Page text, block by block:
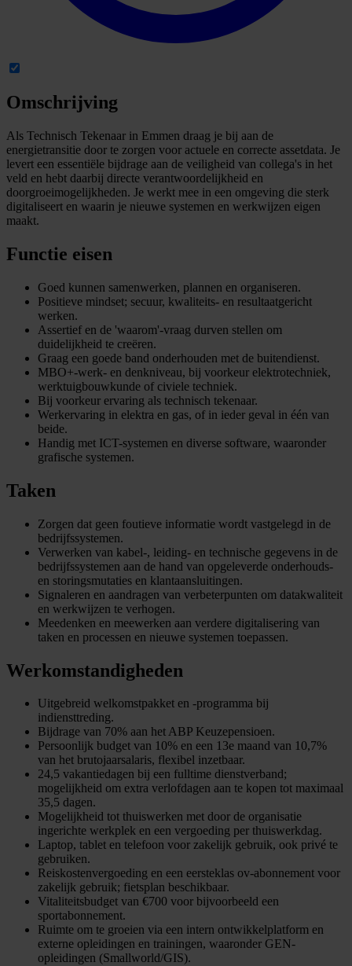
Omschrijving
Als Technisch Tekenaar in Emmen draag je bij aan de
energietransitie door te zorgen voor actuele en correcte assetdata. Je
levert een essentiële bijdrage aan de veiligheid van collega's in het
veld en hebt daarbij directe verantwoordelijkheid en
doorgroeimogelijkheden. Je werkt mee in een omgeving die sterk
digitaliseert en waarin je nieuwe systemen en werkwijzen eigen
maakt.
Functie eisen
Goed kunnen samenwerken, plannen en organiseren.
Positieve mindset; secuur, kwaliteits- en resultaatgericht
werken.
Assertief en de 'waarom'-vraag durven stellen om
duidelijkheid te creëren.
Graag een goede band onderhouden met de buitendienst.
MBO+-werk- en denkniveau, bij voorkeur elektrotechniek,
werktuigbouwkunde of civiele techniek.
Bij voorkeur ervaring als technisch tekenaar.
Werkervaring in elektra en gas, of in ieder geval in één van
beide.
Handig met ICT-systemen en diverse software, waaronder
grafische systemen.
Taken
Zorgen dat geen foutieve informatie wordt vastgelegd in de
bedrijfssystemen.
Verwerken van kabel-, leiding- en technische gegevens in de
bedrijfssystemen aan de hand van opgeleverde onderhouds-
en storingsmutaties en klantaansluitingen.
Signaleren en aandragen van verbeterpunten om datakwaliteit
en werkwijzen te verhogen.
Meedenken en meewerken aan verdere digitalisering van
taken en processen en nieuwe systemen toepassen.
Werkomstandigheden
Uitgebreid welkomstpakket en -programma bij
indiensttreding.
Bijdrage van 70% aan het ABP Keuzepensioen.
Persoonlijk budget van 10% en een 13e maand van 10,7%
van het brutojaarsalaris, flexibel inzetbaar.
24,5 vakantiedagen bij een fulltime dienstverband;
mogelijkheid om extra verlofdagen aan te kopen tot maximaal
35,5 dagen.
Mogelijkheid tot thuiswerken met door de organisatie
ingerichte werkplek en een vergoeding per thuiswerkdag.
Laptop, tablet en telefoon voor zakelijk gebruik, ook privé te
gebruiken.
Reiskostenvergoeding en een eersteklas ov-abonnement voor
zakelijk gebruik; fietsplan beschikbaar.
Vitaliteitsbudget van €700 voor bijvoorbeeld een
sportabonnement.
Ruimte om te groeien via een intern ontwikkelplatform en
externe opleidingen en trainingen, waaronder GEN-
opleidingen (Smallworld/GIS).